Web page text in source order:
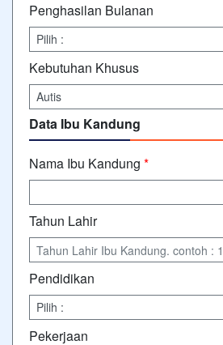
Penghasilan Bulanan
Kebutuhan Khusus
Data Ibu Kandung
Nama Ibu Kandung *
Tahun Lahir
Pendidikan
Pekerjaan